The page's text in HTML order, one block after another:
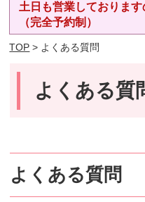
土日も営業しておりま
（完全予約制）
TOP > よくある質問
よくある質
よくある質問